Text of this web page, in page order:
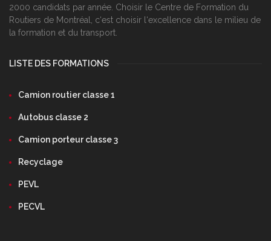
2000 candidats par année. Choisir le Centre de Formation du
Routiers de Montréal, c‘est choisir l‘excellence dans le milieu de
la formation et du transport.
LISTE DES FORMATIONS
Camion routier classe 1
Autobus classe 2
Camion porteur classe 3
Recyclage
PEVL
PECVL